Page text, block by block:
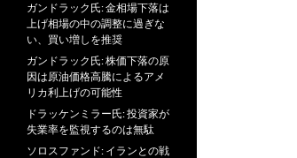
ガンドラック氏: 金相場下落は
上げ相場の中の調整に過ぎな
い、買い増しを推奨
ガンドラック氏: 株価下落の原
因は原油価格高騰によるアメ
リカ利上げの可能性
ドラッケンミラー氏: 投資家が
失業率を監視するのは無駄
ソロスファンド: イランとの戦